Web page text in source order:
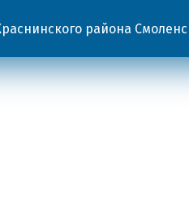
района